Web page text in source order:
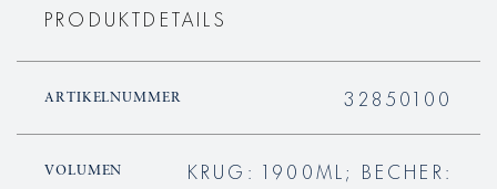
PRODUKTDETAILS
ARTIKELNUMMER 32850100
VOLUMEN
KRUG: 1900ML; BECHER: